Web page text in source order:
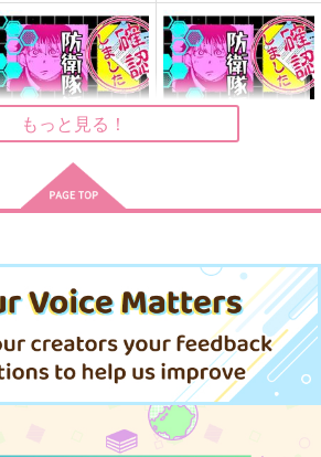
言い訳は
甘めの相模湾
787円（税込）
ヒースクリフ×シノ
サンプル
作品詳細
希望の王子様１
roundchair
1,650円（税込）
アーサー・グランヴェル
サンプル
つけもの小隊。
787円（税込）
サンプル
(ポスカ付き)
つけもの小隊。
787 （税込）
怪獣8号 オールキャラ
サンプル
もっと見る！